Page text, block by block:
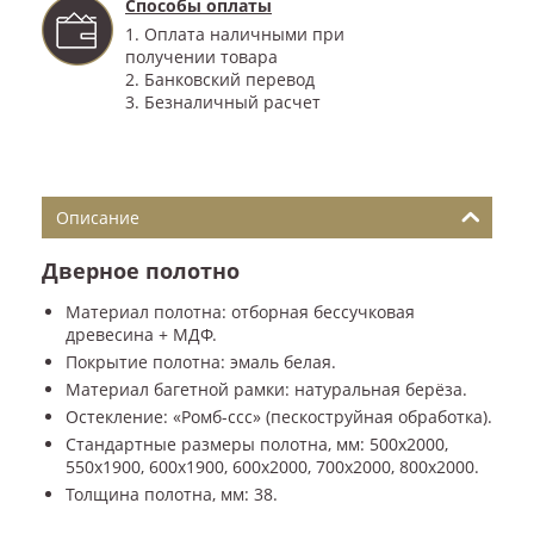
Способы оплаты
1. Оплата наличными при
получении товара
2. Банковский перевод
3. Безналичный расчет
Описание
Дверное полотно
Материал полотна: отборная бессучковая
древесина + МДФ.
Покрытие полотна: эмаль белая.
Материал багетной рамки: натуральная берёза.
Остекление: «Ромб-ссс» (пескоструйная обработка).
Стандартные размеры полотна, мм: 500x2000,
550x1900, 600x1900, 600x2000, 700x2000, 800x2000.
Толщина полотна, мм: 38.